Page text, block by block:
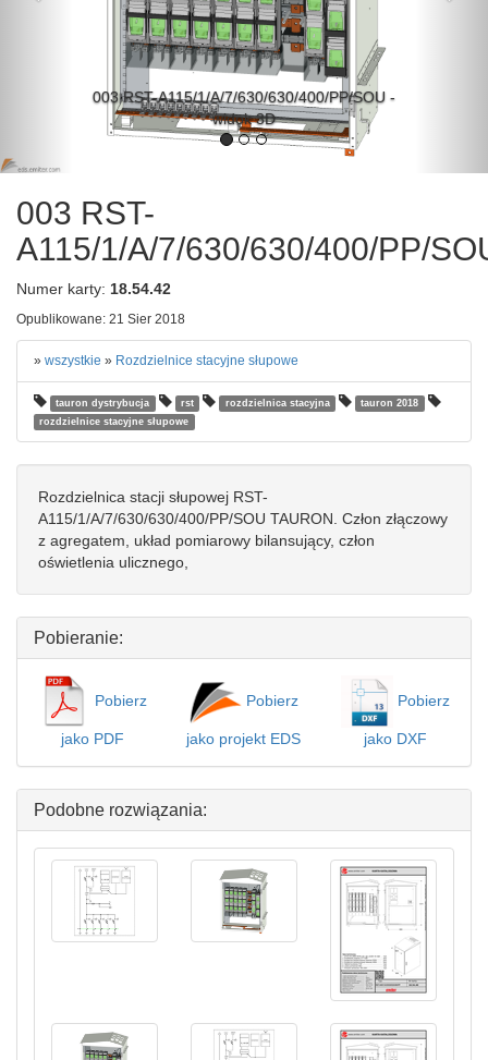
003 RST-A115/1/A/7/630/630/400/PP/SOU -
widok 3D
003 RST-
A115/1/A/7/630/630/400/PP/
Numer karty: 18.54.42
Opublikowane: 21 Sier 2018
» wszystkie » Rozdzielnice stacyjne słupowe
tauron dystrybucja rst rozdzielnica stacyjna
tauron 2018
rozdzielnice stacyjne słupowe
Rozdzielnica stacji słupowej RST-
A115/1/A/7/630/630/400/PP/SOU TAURON. Człon złączowy
z agregatem, układ pomiarowy bilansujący, człon
oświetlenia ulicznego,
Pobieranie:
Pobierz
jako PDF
Pobierz
jako projekt EDS
Pobierz
jako DXF
Podobne rozwiązania: